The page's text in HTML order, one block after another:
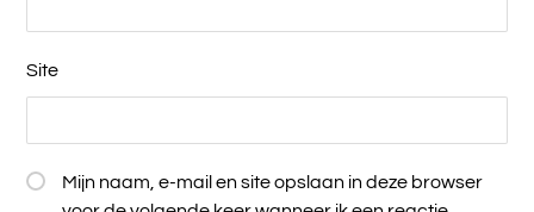
Site
Mijn naam, e-mail en site opslaan in deze browser